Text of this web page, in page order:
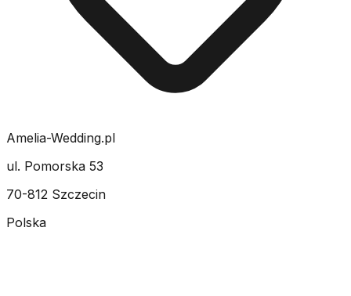
Amelia-Wedding.pl
ul. Pomorska 53
70-812 Szczecin
Polska